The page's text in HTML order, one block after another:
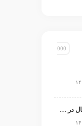
کدام ستاره‌های فوتبال در حال حاضر بدون تیم می‌باشند